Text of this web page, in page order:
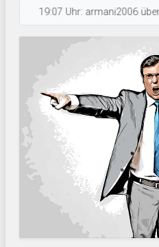
19:07 Uhr: armani2006